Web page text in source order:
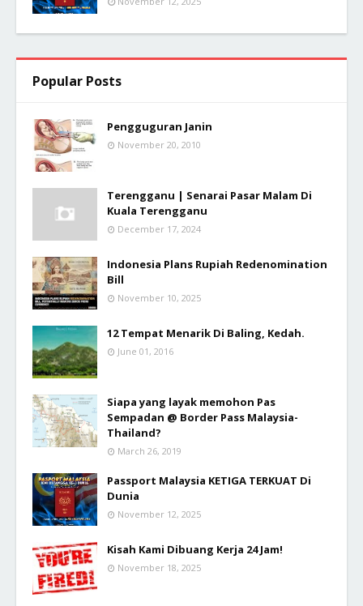
Popular Posts
Pengguguran Janin
November 20, 2010
Terengganu | Senarai Pasar Malam Di
Kuala Terengganu
December 17, 2024
Indonesia Plans Rupiah Redenomination
Bill
November 10, 2025
12 Tempat Menarik Di Baling, Kedah.
June 01, 2016
Siapa yang layak memohon Pas
Sempadan @ Border Pass Malaysia-
Thailand?
March 26, 2019
Passport Malaysia KETIGA TERKUAT Di
Dunia
November 12, 2025
Kisah Kami Dibuang Kerja 24 Jam!
November 18, 2025